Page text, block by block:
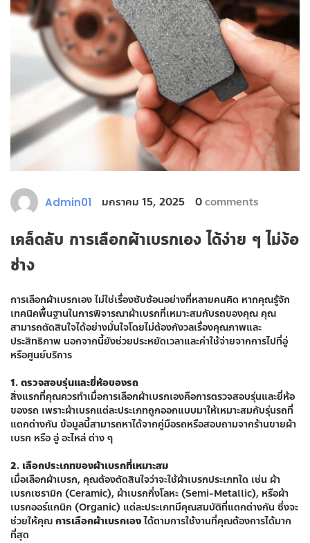
Admin01 มกราคม 15, 2025 0comments
เคล็ดลับ การเลือกผ้าเบรกเอง ได้ง่าย ๆ ไม่ง้อ
ช่าง
การเลือกผ้าเบรกเอง ไม่ใช่เรื่องซับซ้อนอย่างที่หลายคนคิด หากคุณรู้จัก
เทคนิคพื้นฐานในการพิจารณาผ้าเบรกที่เหมาะสมกับรถของคุณ คุณ
สามารถตัดสินใจได้อย่างมั่นใจโดยไม่ต้องกังวลเรื่องคุณภาพและ
ประสิทธิภาพ นอกจากนี้ยังช่วยประหยัดเวลาและค่าใช้จ่ายจากการไปที่อู่
หรือศูนย์บริการ
1. ตรวจสอบรุ่นและยี่ห้อของรถ
สิ่งแรกที่คุณควรทำเมื่อการเลือกผ้าเบรกเองคือการตรวจสอบรุ่นและยี่ห้อ
ของรถ เพราะผ้าเบรกแต่ละประเภทถูกออกแบบมาให้เหมาะสมกับรุ่นรถที่
แตกต่างกัน ข้อมูลนี้สามารถหาได้จากคู่มือรถหรือสอบถามจากร้านขายผ้า
เบรก หรือ อู่ อะไหล่ ต่าง ๆ
2. เลือกประเภทของผ้าเบรกที่เหมาะสม
เมื่อเลือกผ้าเบรก, คุณต้องตัดสินใจว่าจะใช้ผ้าเบรกประเภทใด เช่น ผ้า
เบรกเซรามิก (Ceramic), ผ้าเบรกกึ่งโลหะ (Semi-Metallic), หรือผ้า
เบรกออร์แกนิก (Organic) แต่ละประเภทมีคุณสมบัติที่แตกต่างกัน ซึ่งจะ
ช่วยให้คุณการเลือกผ้าเบรกเองได้ตามการใช้งานที่คุณต้องการได้มาก
ที่สุด